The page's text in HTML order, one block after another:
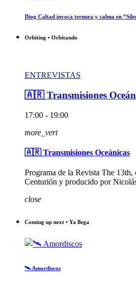
Diog Caltad invoca ternura y calma en
Orbiting • Orbitando
ENTREVISTAS
🇦🇷 Transmisiones
17:00 - 19:00
more_vert
🇦🇷 Transmisiones Oceánicas
Programa de la Revista The
Centurión y producido por
close
Coming up next • Ya llega
🛰️ Amordiscos